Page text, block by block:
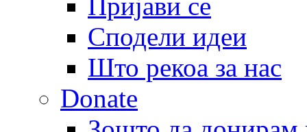
Сподели идеи
Што рекоа за нас
Donate